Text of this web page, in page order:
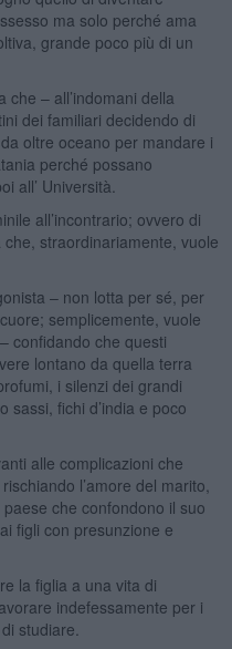
ma solo perché ama
grande poco più di un
– all’indomani della
dei familiari decidendo di
oltre oceano per mandare i
perché possano
all’ Università.
all’incontrario; ovvero di
straordinariamente, vuole
– non lotta per sé, per
semplicemente, vuole
confidando che questi
lontano da quella terra
i silenzi dei grandi
sassi, fichi d’india e poco
alle complicazioni che
l’amore del marito,
che confondono il suo
figli con presunzione e
la figlia a una vita di
indefessamente per i
studiare.